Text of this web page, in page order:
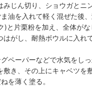
じん切り、ショウガとニ
油を入れて軽く混ぜた後、
片栗粉を加え、全体がな
がし、耐熱ボウルに入れ
ペーパーなどで水気をしっ
き、その上にキャベツを敷
を薄く塗る。